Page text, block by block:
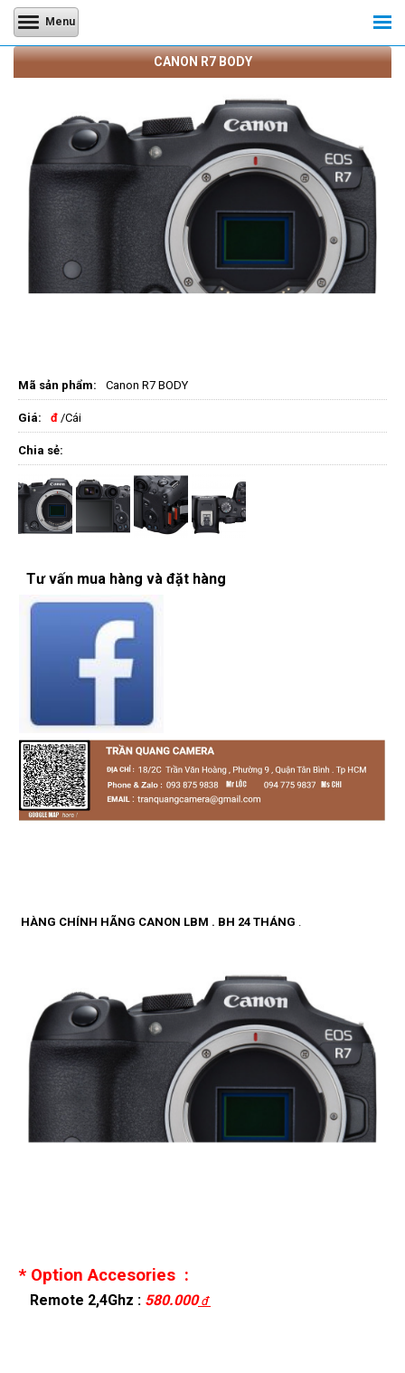
Menu
CANON R7 BODY
Mã sản phẩm: Canon R7 BODY
Giá: đ /Cái
Chia sẻ:
Tư vấn mua hàng và đặt hàng
HÀNG CHÍNH HÃNG CANON LBM . BH 24 THÁNG
* Option Accesories :
Remote 2,4Ghz : 580.000đ